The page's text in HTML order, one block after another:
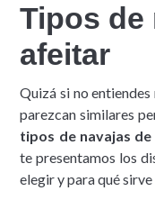
Tipos de
afeitar
Quizá si no
parezcan similares
tipos de navajas
te presentamos los
elegir y para qué sirve